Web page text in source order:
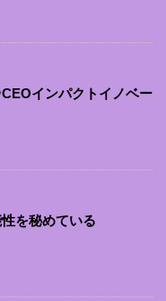
インパクトイノベー
を秘めている